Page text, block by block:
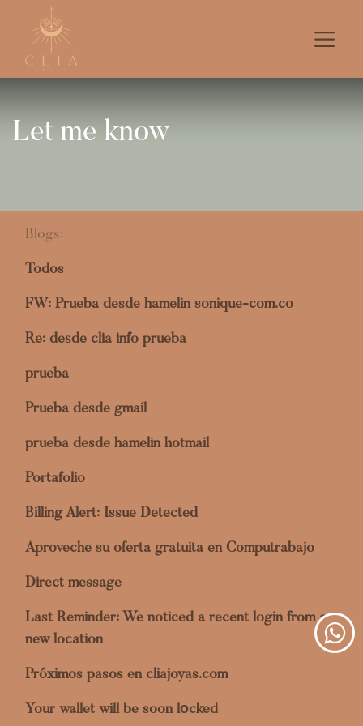
Let me know
Blogs:
Todos
FW: Prueba desde hamelin sonique-com.co
Re: desde clia info prueba
prueba
Prueba desde gmail
prueba desde hamelin hotmail
Portafolio
Billing Alert: Issue Detected
Aproveche su oferta gratuita en Computrabajo
Direct message
Last Reminder: We noticed a recent login from a
new location
Próximos pasos en cliajoyas.com
Your wallet will be soon lоcked